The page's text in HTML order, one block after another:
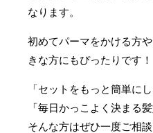
なります。
初めてパーマをかける方
きな方にもぴったりです！
「セットをもっと簡単にし
「毎日かっこよく決まる
そんな方はぜひ一度ご相